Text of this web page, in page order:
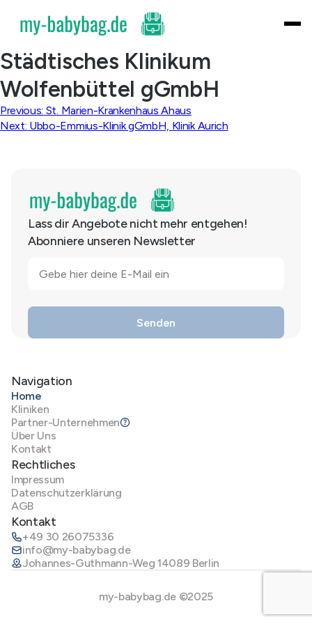
content
Städtisches Klinikum
Wolfenbüttel gGmbH
Beitragsnavigation
Previous: St. Marien-Krankenhaus Ahaus
Next: Ubbo-Emmius-Klinik gGmbH, Klinik Aurich
Lass dir Angebote nicht mehr entgehen!
Abonniere unseren Newsletter
Navigation
Home
Kliniken
Partner-Unternehmen
Über Uns
Kontakt
Rechtliches
Impressum
Datenschutzerklärung
AGB
Kontakt
+49 30 26075336
info@my-babybag.de
Johannes-Guthmann-Weg 14089 Berlin
my-babybag.de ©2025